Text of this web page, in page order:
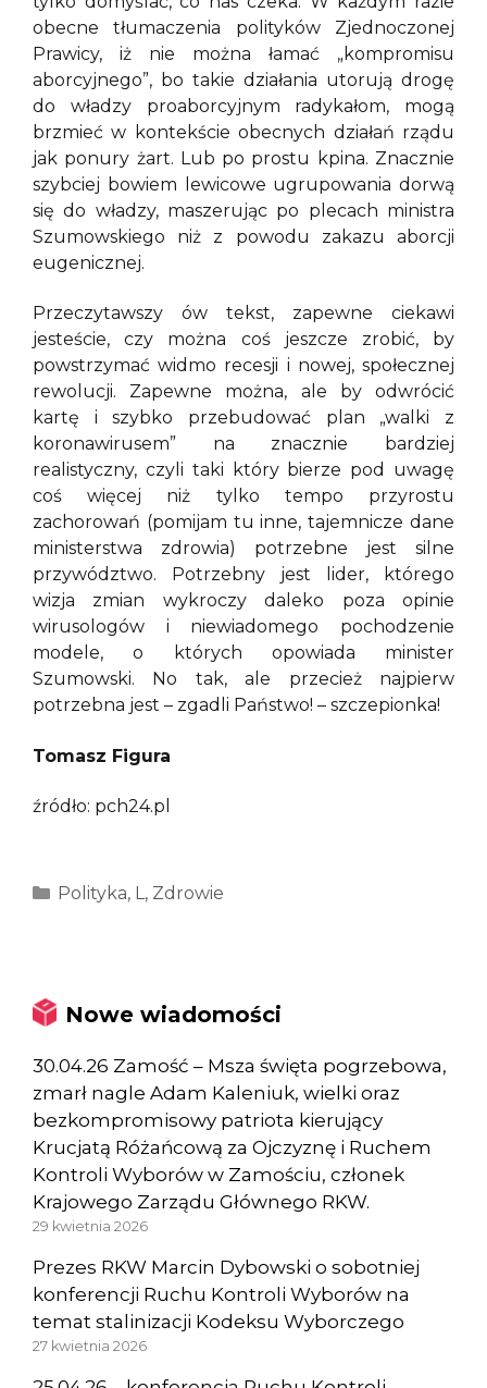
obecne tłumaczenia polityków Zjednoczonej
Prawicy, iż nie można łamać „kompromisu
aborcyjnego”, bo takie działania utorują drogę
do władzy proaborcyjnym radykałom, mogą
brzmieć w kontekście obecnych działań rządu
jak ponury żart. Lub po prostu kpina. Znacznie
szybciej bowiem lewicowe ugrupowania dorwą
się do władzy, maszerując po plecach ministra
Szumowskiego niż z powodu zakazu aborcji
eugenicznej.
Przeczytawszy ów tekst, zapewne ciekawi
jesteście, czy można coś jeszcze zrobić, by
powstrzymać widmo recesji i nowej, społecznej
rewolucji. Zapewne można, ale by odwrócić
kartę i szybko przebudować plan „walki z
koronawirusem” na znacznie bardziej
realistyczny, czyli taki który bierze pod uwagę
coś więcej niż tylko tempo przyrostu
zachorowań (pomijam tu inne, tajemnicze dane
ministerstwa zdrowia) potrzebne jest silne
przywództwo. Potrzebny jest lider, którego
wizja zmian wykroczy daleko poza opinie
wirusologów i niewiadomego pochodzenie
modele, o których opowiada minister
Szumowski. No tak, ale przecież najpierw
potrzebna jest – zgadli Państwo! – szczepionka!
Tomasz Figura
źródło: pch24.pl
Kategorie
Polityka, L, Zdrowie
Nowe wiadomości
30.04.26 Zamość – Msza święta pogrzebowa,
zmarł nagle Adam Kaleniuk, wielki oraz
bezkompromisowy patriota kierujący
Krucjatą Różańcową za Ojczyznę i Ruchem
Kontroli Wyborów w Zamościu, członek
Krajowego Zarządu Głównego RKW.
29 kwietnia 2026
Prezes RKW Marcin Dybowski o sobotniej
konferencji Ruchu Kontroli Wyborów na
temat stalinizacji Kodeksu Wyborczego
27 kwietnia 2026